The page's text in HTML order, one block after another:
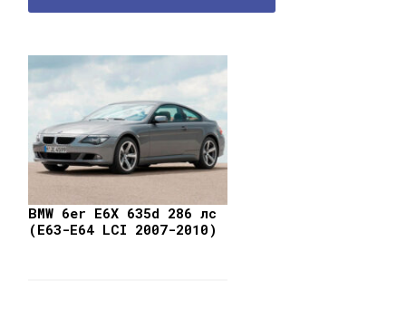
BMW 6er E6X 635d 286 лс
(E63-E64 LCI 2007-2010)